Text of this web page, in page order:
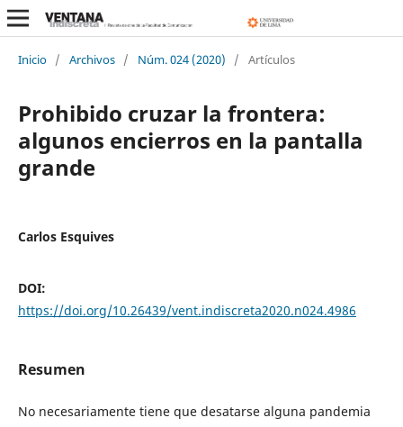
Inicio / Archivos / Núm. 024 (2020) / Artículos
Prohibido cruzar la frontera:
algunos encierros en la pantalla
grande
Carlos Esquives
DOI:
https://doi.org/10.26439/vent.indiscreta2020.n024.4986
Resumen
No necesariamente tiene que desatarse alguna pandemia